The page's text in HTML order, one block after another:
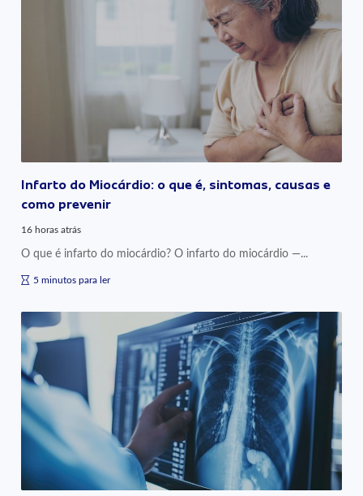
Infarto do Miocárdio: o que é, sintomas, causas e
como prevenir
16 horas atrás
O que é infarto do miocárdio? O infarto do miocárdio —...
5 minutos para ler